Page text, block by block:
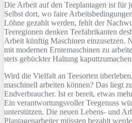
Die Arbeit auf den Teeplantagen ist für
Selbst dort, wo faire
Löhne gezahlt werden, fehlt der
Teeregionen denken Teefabrikanten
Arbeit künftig Maschinen einzusetzen.
mit modernen Erntemaschinen zu
stets gebückter Haltung
Wird die Vielfalt an Teesorten
maschinell arbeiten können? Das liegt
Endverbraucher. Ist er bereit, etwas
Ein verantwortungsvoller Teegenuss
unterstützen. Die neuen Lebens- und
Plantagenarbeiter müssten bezahlt